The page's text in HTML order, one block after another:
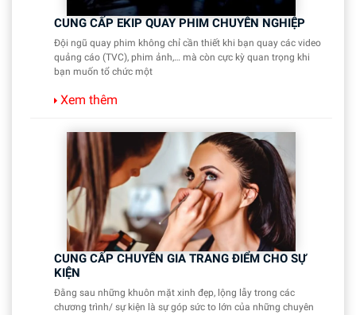
CUNG CẤP EKIP QUAY PHIM CHUYÊN NGHIỆP
Đội ngũ quay phim không chỉ cần thiết khi bạn quay các video
quảng cáo (TVC), phim ảnh,… mà còn cực kỳ quan trọng khi
bạn muốn tổ chức một
Xem thêm
CUNG CẤP CHUYÊN GIA TRANG ĐIỂM CHO SỰ
KIỆN
Đằng sau những khuôn mặt xinh đẹp, lộng lẫy trong các
chương trình/ sự kiện là sự góp sức to lớn của những chuyên